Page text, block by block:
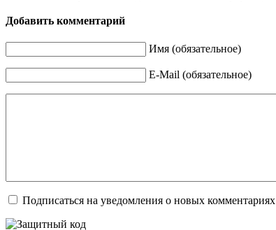
Добавить комментарий
Имя (обязательное)
E-Mail (обязательное)
Подписаться на уведомления о новых комментариях